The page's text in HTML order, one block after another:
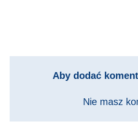
Aby dodać
Nie masz